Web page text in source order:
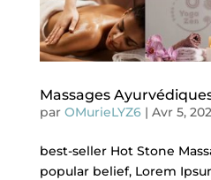
Massages
par OMurieLYZ6| Avr 5,
best-seller Hot Stone
popular belief, Lorem